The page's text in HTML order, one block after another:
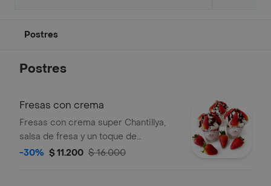
Postres
Postres
Fresas con crema
Fresas con crema super Chantillya,
salsa de fresa y un toque de
chocolate.
-30% $ 11.200 $ 16.000